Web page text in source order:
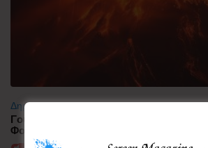
Δημοφιλή
Γουατεμάλα: Σε ύφεση η
Φουέγο – 1.700 άνθρωποι